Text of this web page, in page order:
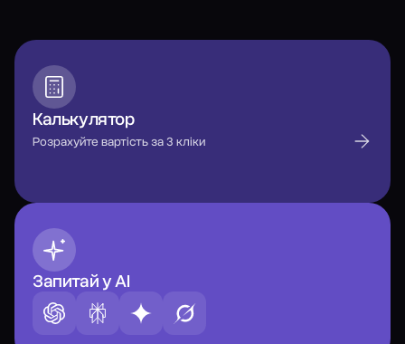
Калькулятор
Розрахуйте вартість за 3 кліки
Запитай у AI